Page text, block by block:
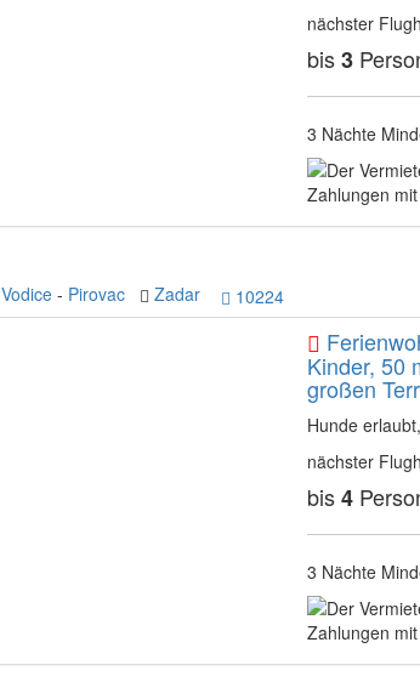
nächster
bis3
3 Nächte
Vodice - Pirovac Zadar 10224
Kinder, 50
großen
Hunde
nächster
bis4
3 Nächte